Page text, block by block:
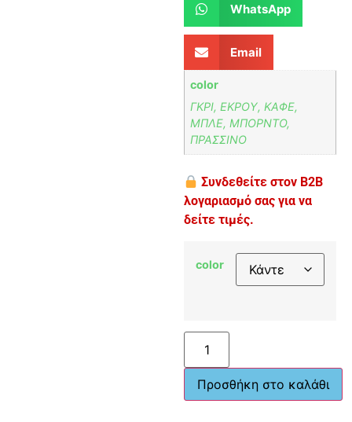
WhatsApp
Email
color
ΓΚΡΙ, ΕΚΡΟΥ, ΚΑΦΕ,
ΜΠΛΕ, ΜΠΟΡΝΤΟ,
ΠΡΑΣΣΙΝΟ
Συνδεθείτε στον B2B
λογαριασμό σας για να
δείτε τιμές.
color
Προσθήκη στο καλάθι